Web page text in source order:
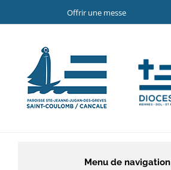
au
Offrir une messe
Menu de navigation